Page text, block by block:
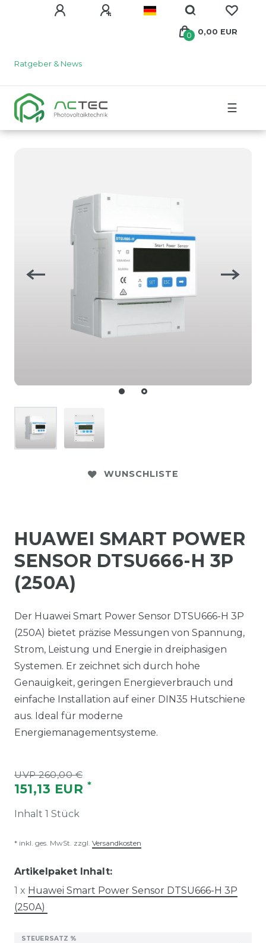
Ratgeber & News
0 0,00 EUR
☰
WUNSCHLISTE
HUAWEI SMART POWER
SENSOR DTSU666-H 3P
(250A)
Der Huawei Smart Power Sensor DTSU666-H 3P
(250A) bietet präzise Messungen von Spannung,
Strom, Leistung und Energie in dreiphasigen
Systemen. Er zeichnet sich durch hohe
Genauigkeit, geringen Energieverbrauch und
einfache Installation auf einer DIN35 Hutschiene
aus. Ideal für moderne
Energiemanagementsysteme.
UVP 260,00 €
151,13 EUR *
Inhalt 1 Stück
* inkl. ges. MwSt. zzgl. Versandkosten
Artikelpaket Inhalt:
1 x Huawei Smart Power Sensor DTSU666-H 3P
(250A)
STEUERSATZ %